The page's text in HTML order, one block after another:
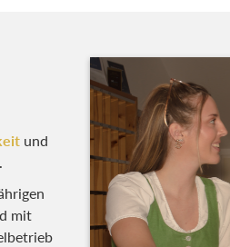
und
mit